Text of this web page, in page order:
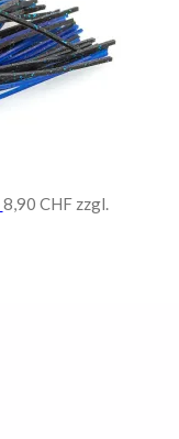
8,90 CHF zzgl.